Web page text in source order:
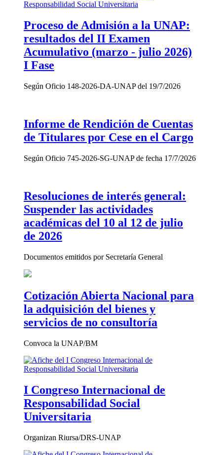
Proceso de Admisión a la UNAP:
resultados del II Examen
Acumulativo (marzo - julio 2026)
I Fase
Según Oficio 148-2026-DA-UNAP del 19/7/2026
Informe de Rendición de Cuentas
de Titulares por Cese en el Cargo
Según Oficio 745-2026-SG-UNAP de fecha 17/7/2026
Resoluciones de interés general:
Suspender las actividades
académicas del 10 al 12 de julio
de 2026
Documentos emitidos por Secretaría General
Cotización Abierta Nacional para
la adquisición del bienes y
servicios de no consultoría
Convoca la UNAP/BM
I Congreso Internacional de
Responsabilidad Social
Universitaria
Organizan Riursa/DRS-UNAP